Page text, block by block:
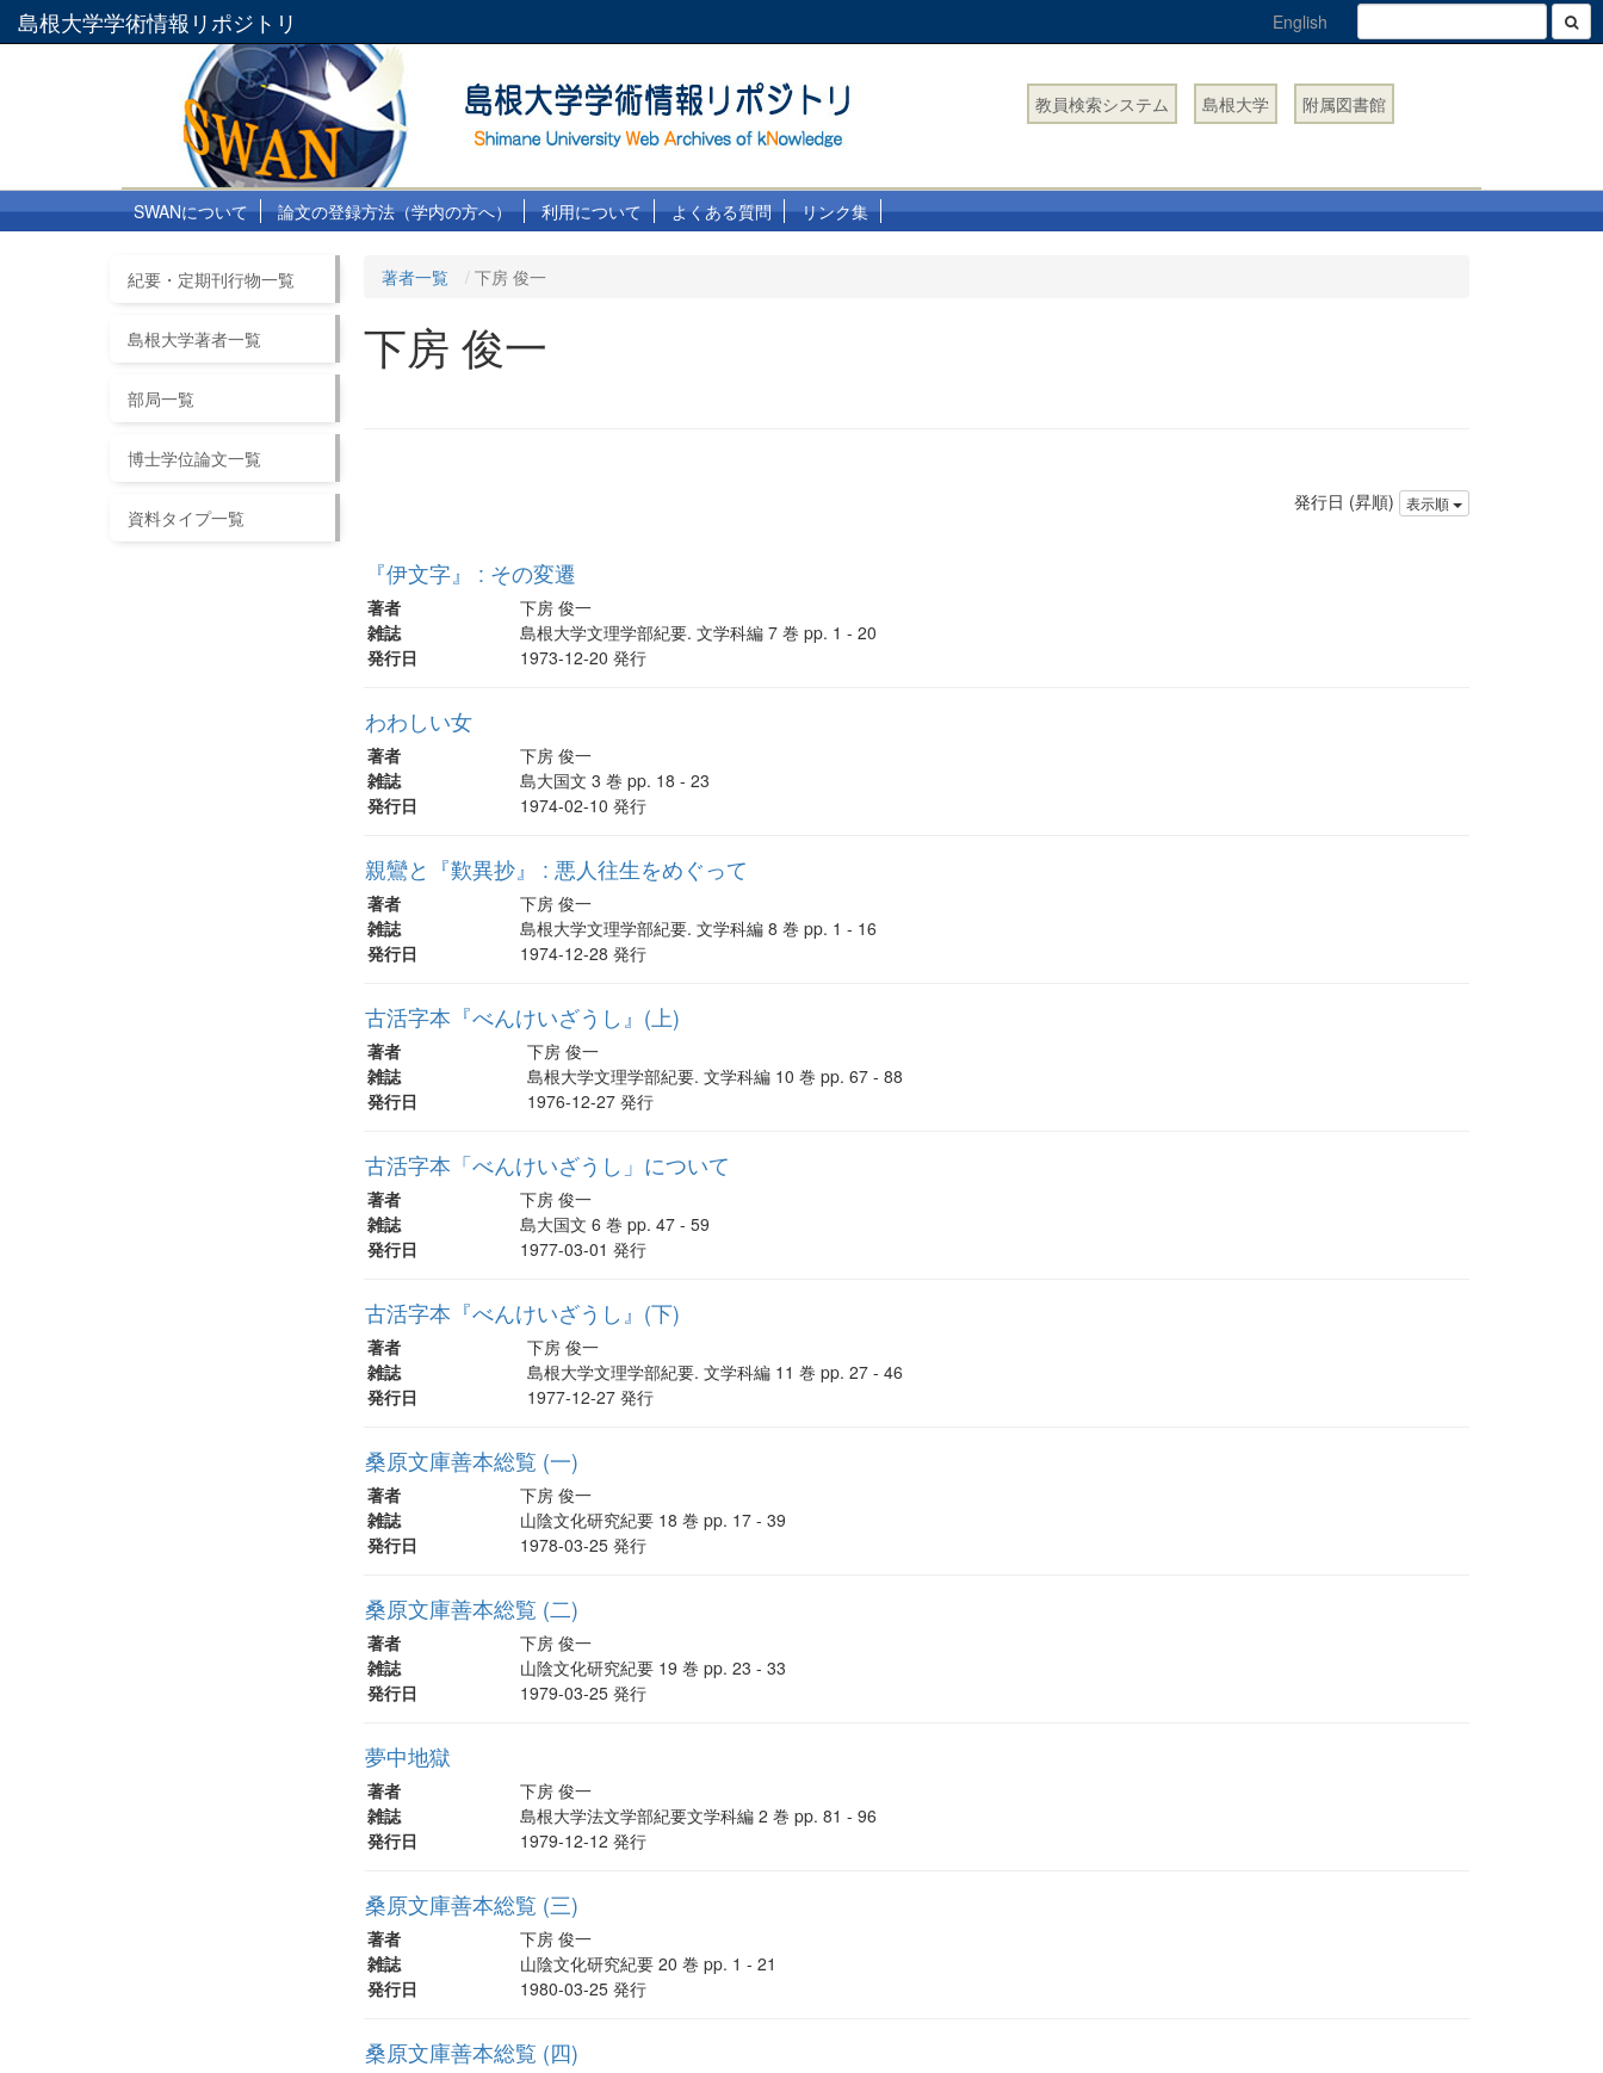
島根大学学術情報リポジトリ English
教員検索システム 島根大学 附属図書館
SWANについて 論文の登録方法（学内の方へ） 利用について よくある質問 リンク集
紀要・定期刊行物一覧
島根大学著者一覧
部局一覧
博士学位論文一覧
資料タイプ一覧
著者一覧 下房 俊一
下房 俊一
発行日 (昇順) 表示順
『伊文字』 : その変遷
著者
下房 俊一
雑誌
島根大学文理学部紀要. 文学科編 7 巻 pp. 1 - 20
発行日
1973-12-20 発行
わわしい女
著者
下房 俊一
雑誌
島大国文 3 巻 pp. 18 - 23
発行日
1974-02-10 発行
親鸞と『歎異抄』 : 悪人往生をめぐって
著者
下房 俊一
雑誌
島根大学文理学部紀要. 文学科編 8 巻 pp. 1 - 16
発行日
1974-12-28 発行
古活字本『べんけいざうし』(上)
著者
下房 俊一
雑誌
島根大学文理学部紀要. 文学科編 10 巻 pp. 67 - 88
発行日
1976-12-27 発行
古活字本「べんけいざうし」について
著者
下房 俊一
雑誌
島大国文 6 巻 pp. 47 - 59
発行日
1977-03-01 発行
古活字本『べんけいざうし』(下)
著者
下房 俊一
雑誌
島根大学文理学部紀要. 文学科編 11 巻 pp. 27 - 46
発行日
1977-12-27 発行
桑原文庫善本総覧 (一)
著者
下房 俊一
雑誌
山陰文化研究紀要 18 巻 pp. 17 - 39
発行日
1978-03-25 発行
桑原文庫善本総覧 (二)
著者
下房 俊一
雑誌
山陰文化研究紀要 19 巻 pp. 23 - 33
発行日
1979-03-25 発行
夢中地獄
著者
下房 俊一
雑誌
島根大学法文学部紀要文学科編 2 巻 pp. 81 - 96
発行日
1979-12-12 発行
桑原文庫善本総覧 (三)
著者
下房 俊一
雑誌
山陰文化研究紀要 20 巻 pp. 1 - 21
発行日
1980-03-25 発行
桑原文庫善本総覧 (四)